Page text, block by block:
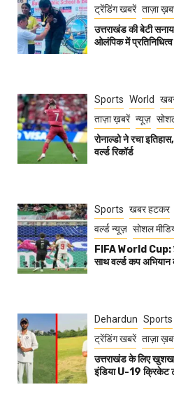
ट्रेंडिंग खबरें ताज़ा
उत्तराखंड की बेटी
ओलंपिक में
Sports World
ताज़ा ख़बरें न्यूज़
रोनाल्डो ने रचा
वर्ल्ड रिकॉर्ड
Sports खबर हटकर
वर्ल्ड न्यूज़ सोशल
FIFA World Cup:
साथ वर्ल्ड कप
Dehardun Sports
ट्रेंडिंग खबरें ताज़ा
उत्तराखंड के लिए
इंडिया U-19 क्रिकेट